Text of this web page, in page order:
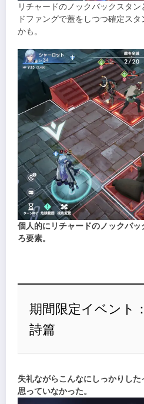
リチャードのノックバックスタ
ドファングで蓋をしつつ確定ス
かも。
個人的にリチャードのノックバ
ろ要素。
期間限定イベント
詩篇
失礼ながらこんなにしっかりし
思っていなかった。